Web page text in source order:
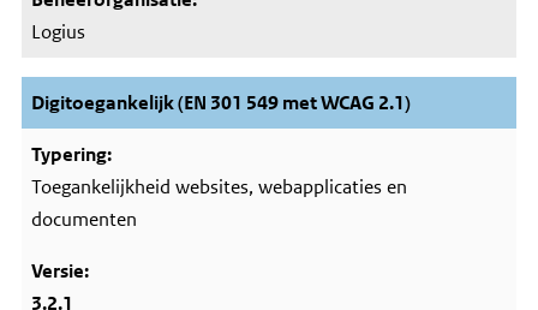
Logius
Digitoegankelijk (EN 301 549 met WCAG 2.1)
Toegankelijkheid websites, webapplicaties en
documenten
3.2.1